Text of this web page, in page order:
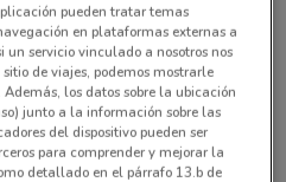
pueden tratar temas
en plataformas externas a
un servicio vinculado a nosotros nos
de viajes, podemos mostrarle
los datos sobre la ubicación
junto a la información sobre las
del dispositivo pueden ser
para comprender y mejorar la
detallado en el párrafo 13.b de